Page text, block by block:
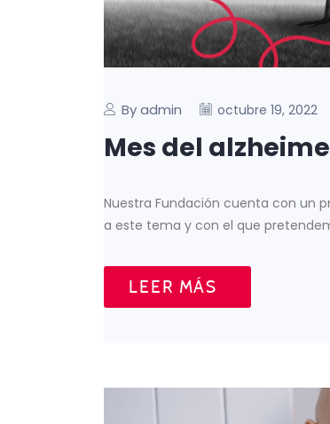
By admin octubre 19, 2022
Mes del
Nuestra Fundación cuenta con un
a este tema y con el que
LEER MÁS